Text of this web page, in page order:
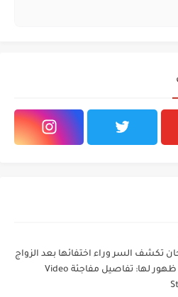
تكشف السر وراء اختفائها بعد الزواج
في أحدث ظهور لها: تفاصيل مفاجئة Video